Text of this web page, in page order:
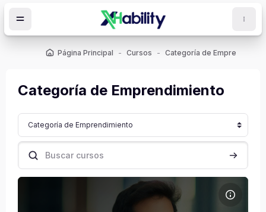
Página Principal Cursos Categoría de
Categoría de Emprendimiento
Cursos y Diplomados
Buscar cursos Buscar
Archivos del resumen del curso Emprendimiento y Planes de